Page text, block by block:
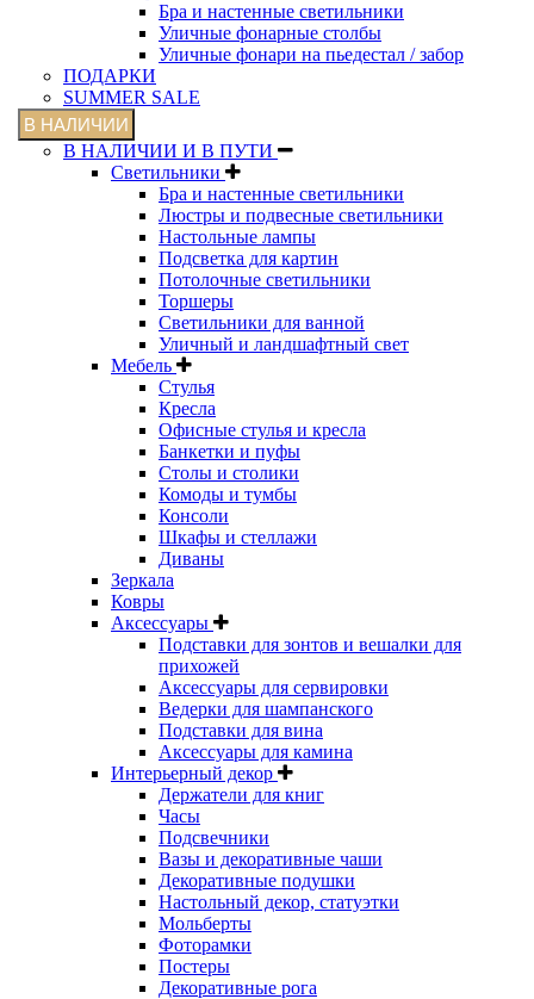
Бра и настенные светильники
Уличные фонарные столбы
Уличные фонари на пьедестал / забор
ПОДАРКИ
SUMMER SALE
В НАЛИЧИИ
В НАЛИЧИИ И В ПУТИ
Светильники
Бра и настенные светильники
Люстры и подвесные светильники
Настольные лампы
Подсветка для картин
Потолочные светильники
Торшеры
Светильники для ванной
Уличный и ландшафтный свет
Мебель
Стулья
Кресла
Офисные стулья и кресла
Банкетки и пуфы
Столы и столики
Комоды и тумбы
Консоли
Шкафы и стеллажи
Диваны
Зеркала
Ковры
Аксессуары
Подставки для зонтов и вешалки для
прихожей
Аксессуары для сервировки
Ведерки для шампанского
Подставки для вина
Аксессуары для камина
Интерьерный декор
Держатели для книг
Часы
Подсвечники
Вазы и декоративные чаши
Декоративные подушки
Настольный декор, статуэтки
Мольберты
Фоторамки
Постеры
Декоративные рога